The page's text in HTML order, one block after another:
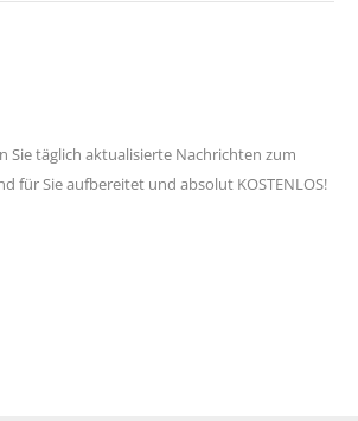
Sie täglich aktualisierte Nachrichten zum
für Sie aufbereitet und absolut KOSTENLOS!